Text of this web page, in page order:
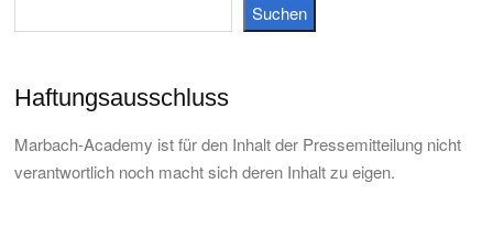
Suchen
Haftungsausschluss
Marbach-Academy ist für den Inhalt der Pressemitteilung nicht
verantwortlich noch macht sich deren Inhalt zu eigen.